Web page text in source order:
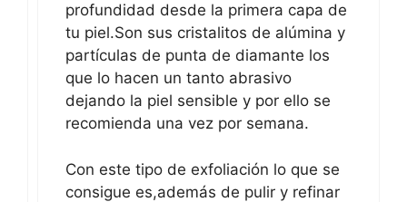
profundidad desde la primera capa de
tu piel.Son sus cristalitos de alúmina y
partículas de punta de diamante los
que lo hacen un tanto abrasivo
dejando la piel sensible y por ello se
recomienda una vez por semana.
Con este tipo de exfoliación lo que se
consigue es,además de pulir y refinar